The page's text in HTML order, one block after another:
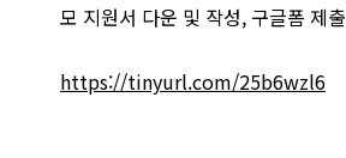
모 지원서 다운 및 작성, 구글폼 제출
https://tinyurl.com/25b6wzl6